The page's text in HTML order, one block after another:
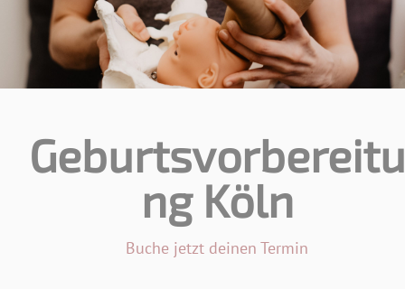
Geburtsvorbereitu
ng Köln
Buche jetzt deinen Termin